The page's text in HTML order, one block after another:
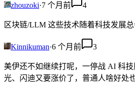
zhouzoki·7 个月前 4
区块链/LLM 这些技术随着科技发展
Kinnikuman·6 个月前 3
美伊还不如继续打呢，一停战 AI 科
光、闪迪又要涨价了，普通人啥好处